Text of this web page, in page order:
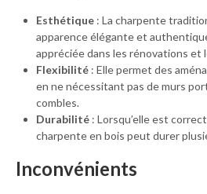
Esthétique : La charpente
apparence élégante et
appréciée dans les rénovations
Flexibilité : Elle permet des
en ne nécessitant pas de murs
combles.
Durabilité : Lorsqu’elle est
charpente en bois peut durer
Inconvénients